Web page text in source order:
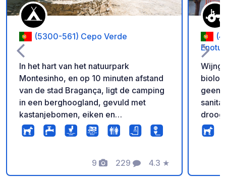
(5300-561) Cepo Verde
In het hart van het natuurpark
Montesinho, en op 10 minuten afstand
van de stad Bragança, ligt de camping
in een berghoogland, gevuld met
kastanjebomen, eiken en
kersenbomen en op een
9
Foto's
229
Commentaren
4.3
Beoordeling
★
geen
Op
van